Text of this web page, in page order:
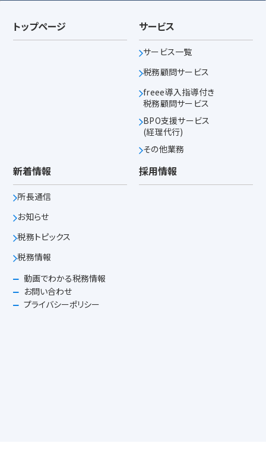
トップページ サービス
サービス一覧
税務顧問サービス
freee導入指導付き
税務顧問サービス
BPO支援サービス
(経理代行)
その他業務
新着情報
所長通信
お知らせ
税務トピックス
税務情報
採用情報
動画でわかる税務情報
お問い合わせ
プライバシーポリシー